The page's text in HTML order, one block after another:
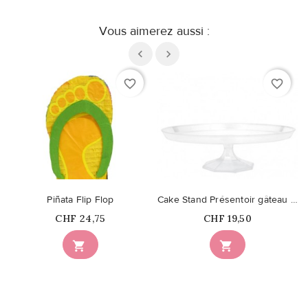
Vous aimerez aussi :
favorite_border

Piñata Flip Flop
Prix
CHF 24,75
favorite_border

Cake Stand Présentoir gâteau Grand
Prix
CHF 19,50